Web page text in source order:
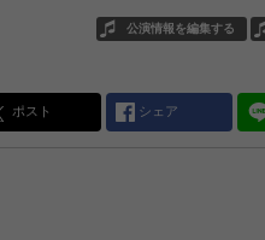
公演情報を編集する
ポスト シェア